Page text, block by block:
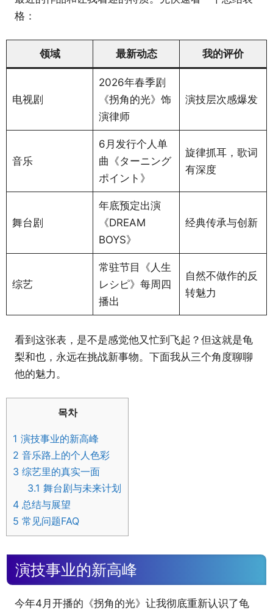
格：
领域 最新动态 我的评价
电视剧
2026年春季剧
《拐角的光》饰
演律师
演技层次感爆发
音乐
6月发行个人单
曲《ターニング
ポイント》
旋律抓耳，歌词
有深度
舞台剧
年底预定出演
《DREAM
BOYS》
经典传承与创新
综艺
常驻节目《人生
レシピ》每周四
播出
自然不做作的反
转魅力
看到这张表，是不是感觉他又忙到飞起？但这就是龟
梨和也，永远在挑战新事物。下面我从三个角度聊聊
他的魅力。
목차
1 演技事业的新高峰
2 音乐路上的个人色彩
3 综艺里的真实一面
3.1 舞台剧与未来计划
4 总结与展望
5 常见问题FAQ
演技事业的新高峰
今年4月开播的《拐角的光》让我彻底重新认识了龟